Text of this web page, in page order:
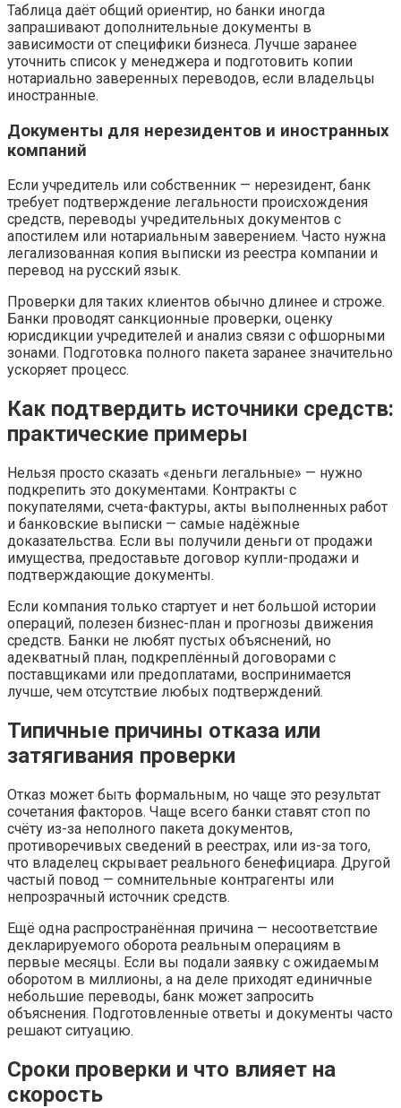
Таблица даёт общий ориентир, но банки иногда
запрашивают дополнительные документы в
зависимости от специфики бизнеса. Лучше заранее
уточнить список у менеджера и подготовить копии
нотариально заверенных переводов, если владельцы
иностранные.
Документы для нерезидентов и иностранных
компаний
Если учредитель или собственник — нерезидент, банк
требует подтверждение легальности происхождения
средств, переводы учредительных документов с
апостилем или нотариальным заверением. Часто нужна
легализованная копия выписки из реестра компании и
перевод на русский язык.
Проверки для таких клиентов обычно длинее и строже.
Банки проводят санкционные проверки, оценку
юрисдикции учредителей и анализ связи с офшорными
зонами. Подготовка полного пакета заранее значительно
ускоряет процесс.
Как подтвердить источники средств:
практические примеры
Нельзя просто сказать «деньги легальные» — нужно
подкрепить это документами. Контракты с
покупателями, счета-фактуры, акты выполненных работ
и банковские выписки — самые надёжные
доказательства. Если вы получили деньги от продажи
имущества, предоставьте договор купли-продажи и
подтверждающие документы.
Если компания только стартует и нет большой истории
операций, полезен бизнес-план и прогнозы движения
средств. Банки не любят пустых объяснений, но
адекватный план, подкреплённый договорами с
поставщиками или предоплатами, воспринимается
лучше, чем отсутствие любых подтверждений.
Типичные причины отказа или
затягивания проверки
Отказ может быть формальным, но чаще это результат
сочетания факторов. Чаще всего банки ставят стоп по
счёту из-за неполного пакета документов,
противоречивых сведений в реестрах, или из-за того,
что владелец скрывает реального бенефициара. Другой
частый повод — сомнительные контрагенты или
непрозрачный источник средств.
Ещё одна распространённая причина — несоответствие
декларируемого оборота реальным операциям в
первые месяцы. Если вы подали заявку с ожидаемым
оборотом в миллионы, а на деле приходят единичные
небольшие переводы, банк может запросить
объяснения. Подготовленные ответы и документы часто
решают ситуацию.
Сроки проверки и что влияет на
скорость